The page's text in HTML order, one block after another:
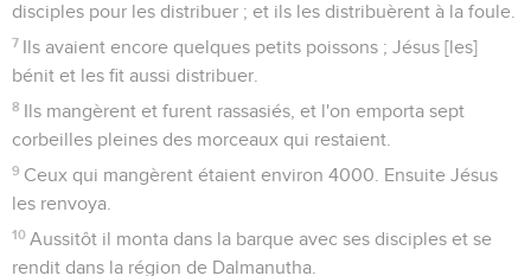
disciples pour les distribuer ; et ils les distribuèrent à la foule.
7 Ils avaient encore quelques petits poissons ; Jésus [les]
bénit et les fit aussi distribuer.
8 Ils mangèrent et furent rassasiés, et l'on emporta sept
corbeilles pleines des morceaux qui restaient.
9 Ceux qui mangèrent étaient environ 4000. Ensuite Jésus
les renvoya.
10 Aussitôt il monta dans la barque avec ses disciples et se
rendit dans la région de Dalmanutha.